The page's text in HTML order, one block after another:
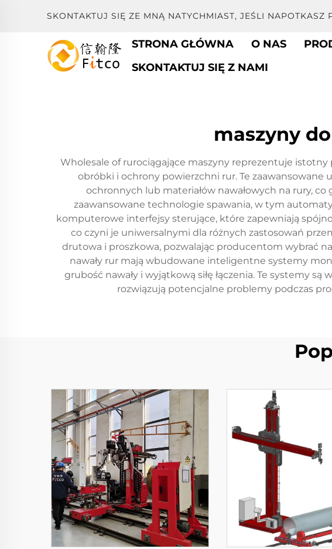
SKONTAKTUJ SIĘ ZE MNĄ NATYCHMIAST, JEŚLI NAPOTKASZ
STRONA GŁÓWNA O NAS
SKONTAKTUJ SIĘ Z NAMI
maszyny
Wholesale of rurociągające maszyny reprezentuje
obróbki i ochrony powierzchni rur. Te
ochronnych lub materiałów nawałowych na rury,
zaawansowane technologie spawania, w tym
komputerowe interfejsy sterujące, które zapewniają
co czyni je uniwersalnymi dla różnych zastosowań
drutowa i proszkowa, pozwalając producentom wybrać
nawały rur mają wbudowane inteligentne systemy
grubość nawały i wyjątkową siłę łączenia. Te systemy
rozwiązują potencjalne problemy podczas